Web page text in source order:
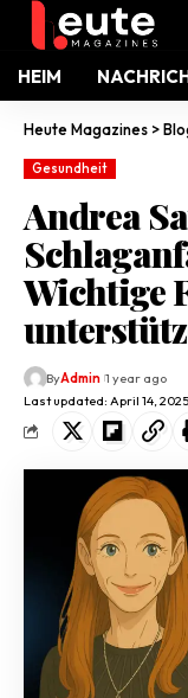
HEIM
Heute Magazines >
Gesundheit
Andrea
Wichtige
Last updated: April 14,
ByAdmin 1 year ago